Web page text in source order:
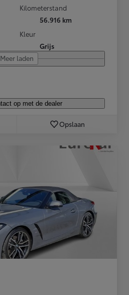
Kilometerstand
56.916 km
Kleur
Grijs
Meer laden
op met de dealer
Opslaan